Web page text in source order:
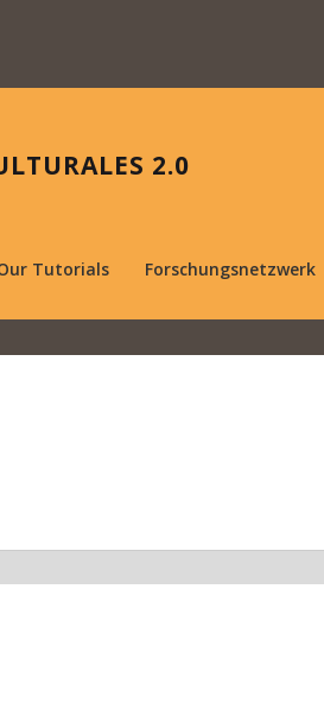
2.0
Tutorials Forschungsnetzwerk